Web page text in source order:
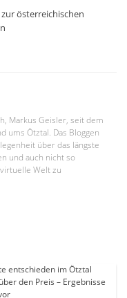
österreichischen
Markus Geisler, seit dem
ums Ötztal. Das Bloggen
über das längste
und auch nicht so
Welt zu